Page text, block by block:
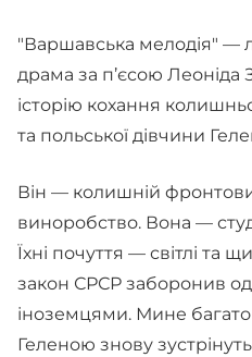
"Варшавська мелодія" —
драма за п’єсою
історію кохання
та польської дівчини
Він — колишній
виноробство. Вона —
Їхні почуття — світлі та
закон СРСР заборонив
іноземцями. Мине багато
Геленою знову